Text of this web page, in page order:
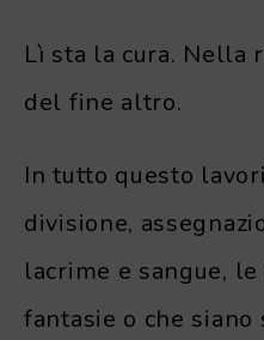
Lì sta la cura. Nella
del fine altro.
In tutto questo
divisione,
lacrime e sangue,
fantasie o che siano